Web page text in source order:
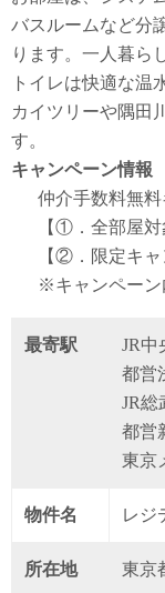
バスルームなど分
ります。一人暮ら
トイレは快適な温
カイツリーや隅田
す。
キャンペーン情報
仲介手数料無料
【①．全部屋
【②．限定キャ
※キャンペーン
最寄駅
JR中
都営
JR総
都営
東京
物件名 レジ
所在地 東京